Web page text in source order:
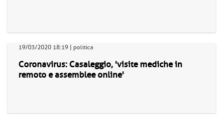
19/03/2020 18:19 | politica
Coronavirus: Casaleggio, 'visite mediche in
remoto e assemblee online'